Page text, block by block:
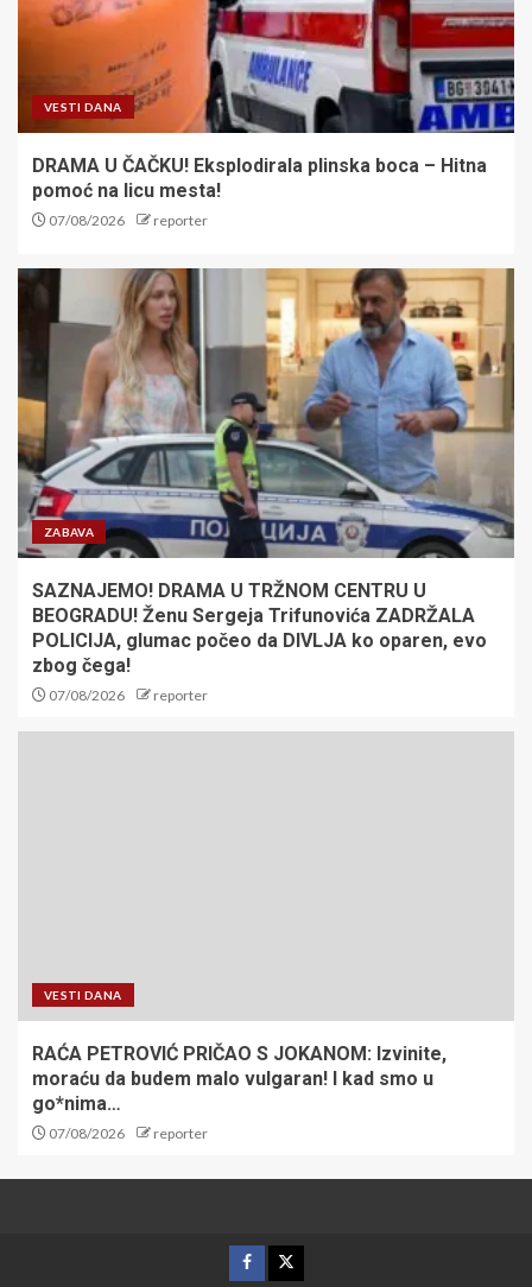
VESTI DANA
DRAMA U ČAČKU! Eksplodirala plinska boca – Hitna
pomoć na licu mesta!
07/08/2026 reporter
ZABAVA
SAZNAJEMO! DRAMA U TRŽNOM CENTRU U
BEOGRADU! Ženu Sergeja Trifunovića ZADRŽALA
POLICIJA, glumac počeo da DIVLJA ko oparen, evo
zbog čega!
07/08/2026 reporter
VESTI DANA
RAĆA PETROVIĆ PRIČAO S JOKANOM: Izvinite,
moraću da budem malo vulgaran! I kad smo u
go*nima…
07/08/2026 reporter